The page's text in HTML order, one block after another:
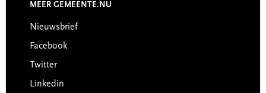
MEER GEMEENTE.NU
Nieuwsbrief
Facebook
Twitter
Linkedin